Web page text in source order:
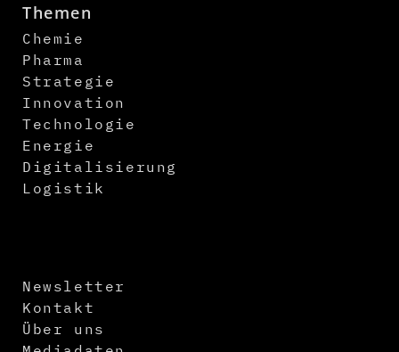
Themen
Chemie
Pharma
Strategie
Innovation
Technologie
Energie
Digitalisierung
Logistik
Newsletter
Kontakt
Über uns